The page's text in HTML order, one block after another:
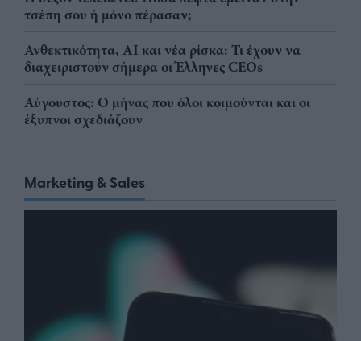
τσέπη σου ή μόνο πέρασαν;
Ανθεκτικότητα, AI και νέα ρίσκα: Τι έχουν να
διαχειριστούν σήμερα οι Έλληνες CEOs
Αύγουστος: Ο μήνας που όλοι κοιμούνται και οι
έξυπνοι σχεδιάζουν
Marketing & Sales